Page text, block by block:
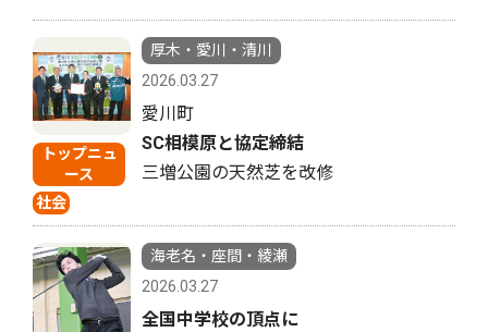
トップニュ
ース
社会
厚木・愛川・清川
2026.03.27
愛川町
SC相模原と協定締結
三増公園の天然芝を改修
海老名・座間・綾瀬
2026.03.27
全国中学校の頂点に